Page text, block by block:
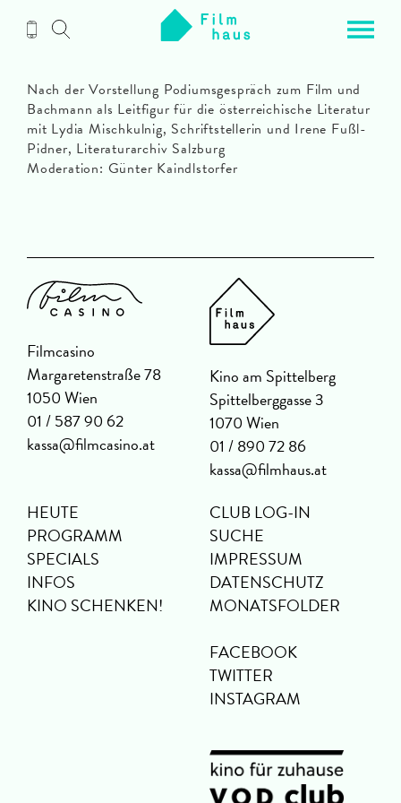
Inhalt
Nach der Vorstellung Podiumsgespräch zum Film und
Bachmann als Leitfigur für die österreichische Literatur
mit Lydia Mischkulnig, Schriftstellerin und Irene Fußl-
Pidner, Literaturarchiv Salzburg
Moderation: Günter Kaindlstorfer
Filmcasino
Margaretenstraße 78
1050 Wien
01 / 587 90 62
kassa@filmcasino.at
Kino am Spittelberg
Spittelberggasse 3
1070 Wien
01 / 890 72 86
kassa@filmhaus.at
HEUTE
PROGRAMM
SPECIALS
INFOS
KINO SCHENKEN!
CLUB LOG-IN
SUCHE
IMPRESSUM
DATENSCHUTZ
MONATSFOLDER
FACEBOOK
TWITTER
INSTAGRAM